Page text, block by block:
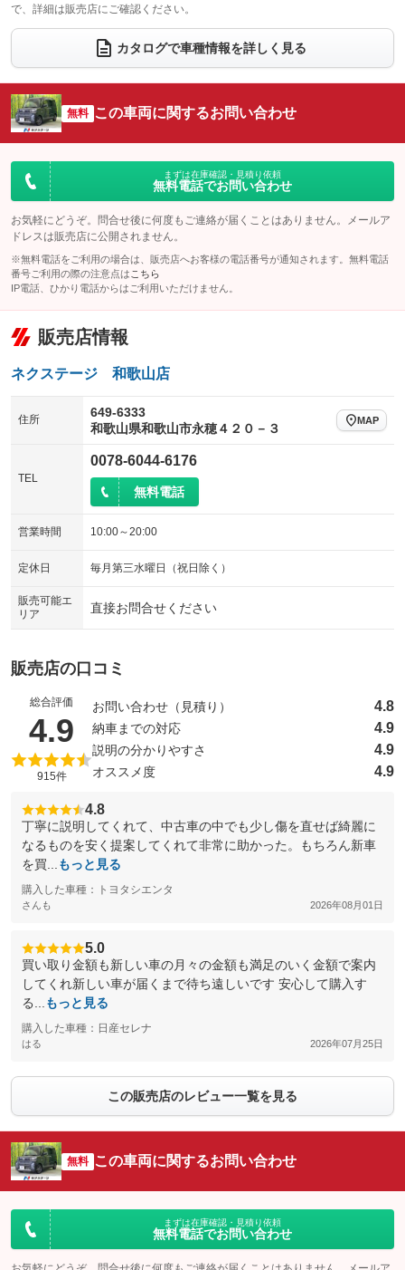
ウォークスルー
電動リアゲート フロントカメラ
：装備なし
シートエアコン
：装備なし 全周囲カメラ
：装備なし
サイドカメラ
：装備なし ルーフレール
：装備あり
エアサスペンション ヘッドライトウォッシャー
で、詳細は販売店にご確認ください。
カタログで車種情報を詳しく見る
無料 この車両に関するお問い合わせ
まずは在庫確認・見積り依頼
無料電話でお問い合わせ
お気軽にどうぞ。問合せ後に何度もご連絡が届くことはありません。メールア
ドレスは販売店に公開されません。
※無料電話をご利用の場合は、販売店へお客様の電話番号が通知されます。無料電話
番号ご利用の際の注意点は こちら
IP電話、ひかり電話からはご利用いただけません。
販売店情報
ネクステージ 和歌山店
住所
649-6333
和歌山県和歌山市永穂４２０－３
MAP
TEL
0078-6044-6176
無料電話
営業時間 10:00～20:00
定休日 毎月第三水曜日（祝日除く）
販売可能エ
リア
直接お問合せください
販売店の口コミ
総合評価
4.9 （5点満点中）
915件
お問い合わせ（見積り） 4.8
納車までの対応 4.9
説明の分かりやすさ 4.9
オススメ度 4.9
4.8
丁寧に説明してくれて、中古車の中でも少し傷を直せば綺麗に
なるものを安く提案してくれて非常に助かった。もちろん新車
を買...
もっと見る
購入した車種：トヨタシエンタ
さんも 2026年08月01日
5.0
買い取り金額も新しい車の月々の金額も満足のいく金額で案内
してくれ新しい車が届くまで待ち遠しいです 安心して購入す
る...
もっと見る
購入した車種：日産セレナ
はる 2026年07月25日
この販売店のレビュー一覧を見る
無料 この車両に関するお問い合わせ
まずは在庫確認・見積り依頼
無料電話でお問い合わせ